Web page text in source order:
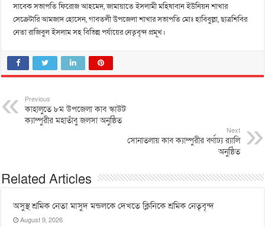
সাবেক সভাপতি ফিরোজ আহমেদ, জামায়াতে ইসলামী মহিষাবান ইউনিয়ন শাখার
সেক্রেটারি আমজাদ হোসেন, গাবতলী উপজেলা শাখার সভাপতি মোঃ হাবিবুল্লা, ছাত্রশিবির
নেতা রাজিবুল ইসলাম সহ বিভিন্ন পর্যায়ের নেতৃবৃন্দ প্রমূখ।
Previous
কাহালুতে ৮ম উপজেলা কাব স্কাউট
ক্যাম্পুরীর মহাতাঁবু জলসা অনুষ্ঠিত
Next
সোনাতলায় কাব ক্যাম্পুরীর বর্ণাঢ্য র‌্যালি
অনুষ্ঠিত
Related Articles
অসুস্থ শ্রমিক নেতা মাসুদ মন্ডলকে দেখতে ক্লিনিকে শ্রমিক নেতৃবৃন্দ
August 9, 2026